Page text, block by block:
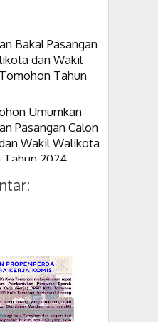
Bakal Pasangan
dan Wakil
Tahun
Umumkan
Pasangan Calon
Wakil Walikota
2024